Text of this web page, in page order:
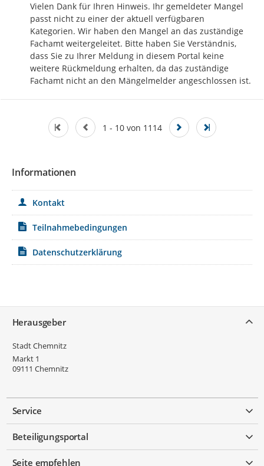
Vielen Dank für Ihren Hinweis. Ihr gemeldeter Mangel
passt nicht zu einer der aktuell verfügbaren
Kategorien. Wir haben den Mangel an das zuständige
Fachamt weitergeleitet. Bitte haben Sie Verständnis,
dass Sie zu Ihrer Meldung in diesem Portal keine
weitere Rückmeldung erhalten, da das zuständige
Fachamt nicht an den Mängelmelder angeschlossen ist.
1 - 10 von 1114
Informationen
Kontakt
Teilnahmebedingungen
Datenschutzerklärung
Herausgeber
Stadt Chemnitz
Markt 1
09111 Chemnitz
Service
Beteiligungsportal
Seite empfehlen